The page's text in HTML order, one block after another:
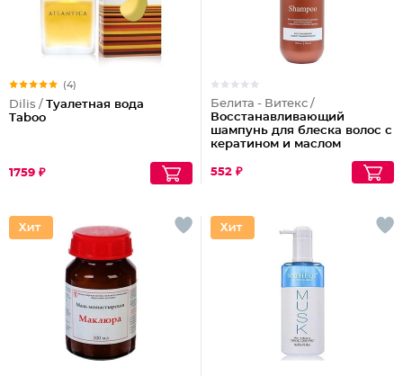
(4)
Dilis / Туалетная вода
Taboo
1759 ₽
Белита - Витекс /
Восстанавливающий
шампунь для блеска волос с
кератином и маслом
552 ₽